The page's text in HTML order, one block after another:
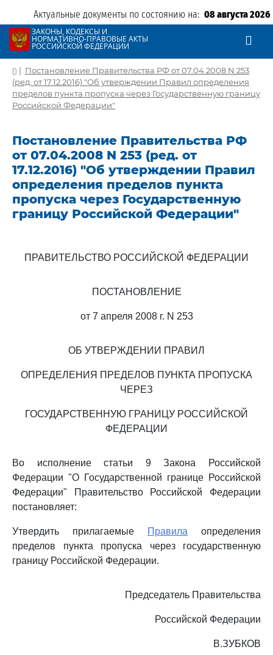
Актуальные документы по состоянию на: 08 августа 2026
ЗАКОНЫ, КОДЕКСЫ И
НОРМАТИВНО-ПРАВОВЫЕ АКТЫ
РОССИЙСКОЙ ФЕДЕРАЦИИ
| Постановление Правительства РФ от 07.04.2008 N 253
(ред. от 17.12.2016) "Об утверждении Правил определения
пределов пункта пропуска через Государственную границу
Российской Федерации"
Постановление Правительства РФ
от 07.04.2008 N 253 (ред. от
17.12.2016) "Об утверждении Правил
определения пределов пункта
пропуска через Государственную
границу Российской Федерации"
ПРАВИТЕЛЬСТВО РОССИЙСКОЙ ФЕДЕРАЦИИ
ПОСТАНОВЛЕНИЕ
от 7 апреля 2008 г. N 253
ОБ УТВЕРЖДЕНИИ ПРАВИЛ
ОПРЕДЕЛЕНИЯ ПРЕДЕЛОВ ПУНКТА ПРОПУСКА
ЧЕРЕЗ
ГОСУДАРСТВЕННУЮ ГРАНИЦУ РОССИЙСКОЙ
ФЕДЕРАЦИИ
Во исполнение статьи 9 Закона Российской
Федерации "О Государственной границе Российской
Федерации" Правительство Российской Федерации
постановляет:
Утвердить прилагаемые Правила определения
пределов пункта пропуска через государственную
границу Российской Федерации.
Председатель Правительства
Российской Федерации
В.ЗУБКОВ